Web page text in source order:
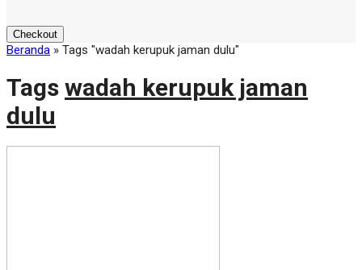
Checkout
Beranda » Tags "wadah kerupuk jaman dulu"
Tags wadah kerupuk jaman
dulu